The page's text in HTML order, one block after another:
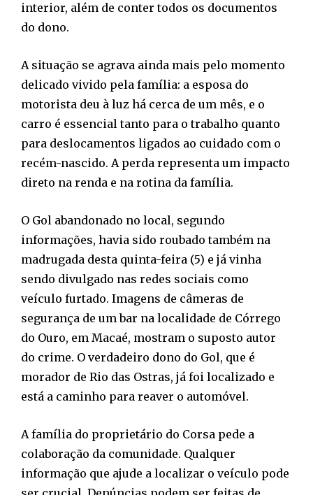
interior, além de conter todos os documentos
do dono.
A situação se agrava ainda mais pelo momento
delicado vivido pela família: a esposa do
motorista deu à luz há cerca de um mês, e o
carro é essencial tanto para o trabalho quanto
para deslocamentos ligados ao cuidado com o
recém-nascido. A perda representa um impacto
direto na renda e na rotina da família.
O Gol abandonado no local, segundo
informações, havia sido roubado também na
madrugada desta quinta-feira (5) e já vinha
sendo divulgado nas redes sociais como
veículo furtado. Imagens de câmeras de
segurança de um bar na localidade de Córrego
do Ouro, em Macaé, mostram o suposto autor
do crime. O verdadeiro dono do Gol, que é
morador de Rio das Ostras, já foi localizado e
está a caminho para reaver o automóvel.
A família do proprietário do Corsa pede a
colaboração da comunidade. Qualquer
informação que ajude a localizar o veículo pode